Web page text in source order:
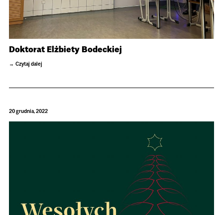
Doktorat Elżbiety Bodeckiej
Czytaj dalej
20 grudnia, 2022